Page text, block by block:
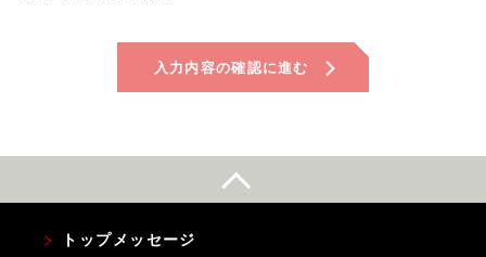
当社は，本システムの利用によって取得する個人情報について
ユーザーと当社との間の通知または連絡は，当社の定める方法に
よって行うものとします。当社は，ユーザーから，当社が別途定
める方式に従った変更届け出がない限り，現在登録されている連
入力内容の確認に進む
トップメッセージ